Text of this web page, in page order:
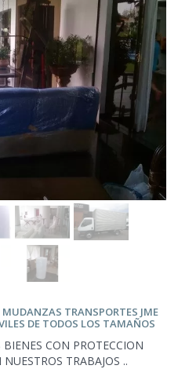
MUDANZAS TRANSPORTES JME
DE TODOS LOS TAMAÑOS
CON PROTECCION
TRABAJOS ..